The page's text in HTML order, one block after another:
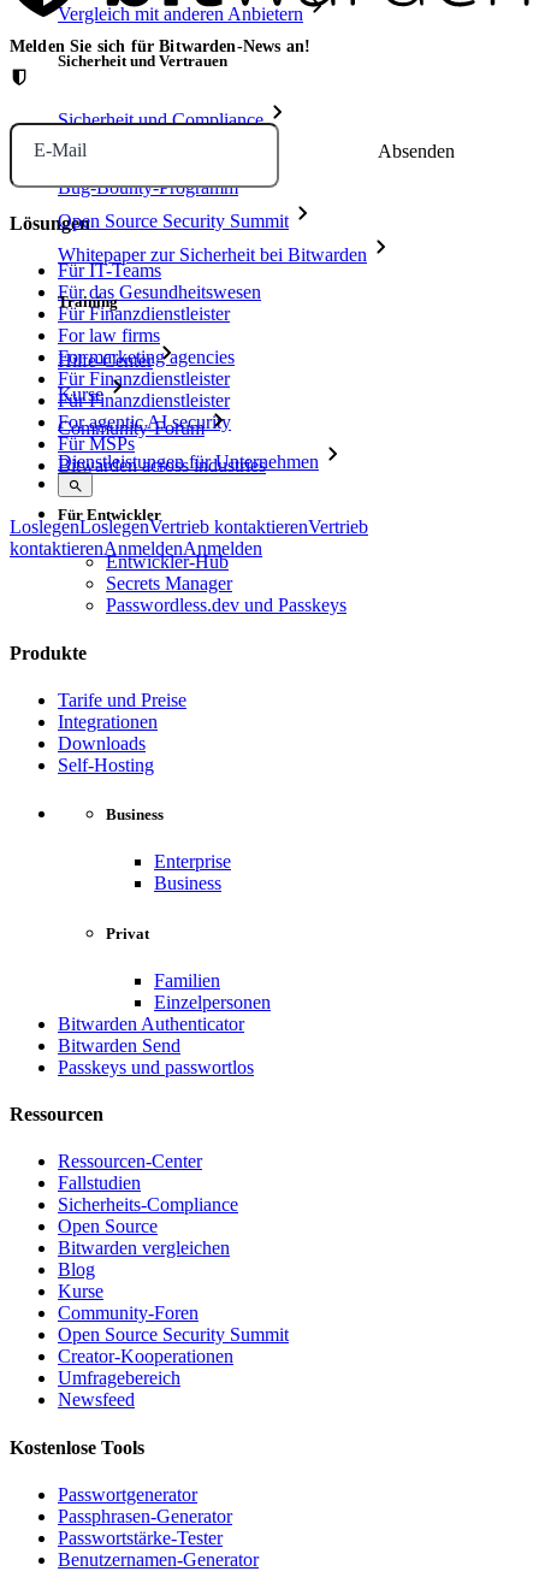
Vergleich mit anderen Anbietern
Sicherheit und Vertrauen
Sicherheit und Compliance
Open Source
Bug-Bounty-Programm
Open Source Security Summit
Whitepaper zur Sicherheit bei Bitwarden
Training
Hilfe-Center
Kurse
Community-Forum
Dienstleistungen für Unternehmen
LoslegenLoslegenVertrieb kontaktierenVertrieb
kontaktierenAnmeldenAnmelden
Melden Sie sich für Bitwarden-News an!
E-Mail
Lösungen
Für IT-Teams
Für das Gesundheitswesen
Für Finanzdienstleister
For law firms
For marketing agencies
Für Finanzdienstleister
Für Finanzdienstleister
For agentic AI security
Für MSPs
Bitwarden across industries
Für Entwickler
Entwickler-Hub
Secrets Manager
Passwordless.dev und Passkeys
Produkte
Tarife und Preise
Integrationen
Downloads
Self-Hosting
Business
Enterprise
Business
Privat
Familien
Einzelpersonen
Bitwarden Authenticator
Bitwarden Send
Passkeys und passwortlos
Ressourcen
Ressourcen-Center
Fallstudien
Sicherheits-Compliance
Open Source
Bitwarden vergleichen
Blog
Kurse
Community-Foren
Open Source Security Summit
Creator-Kooperationen
Umfragebereich
Newsfeed
Kostenlose Tools
Passwortgenerator
Passphrasen-Generator
Passwortstärke-Tester
Benutzernamen-Generator